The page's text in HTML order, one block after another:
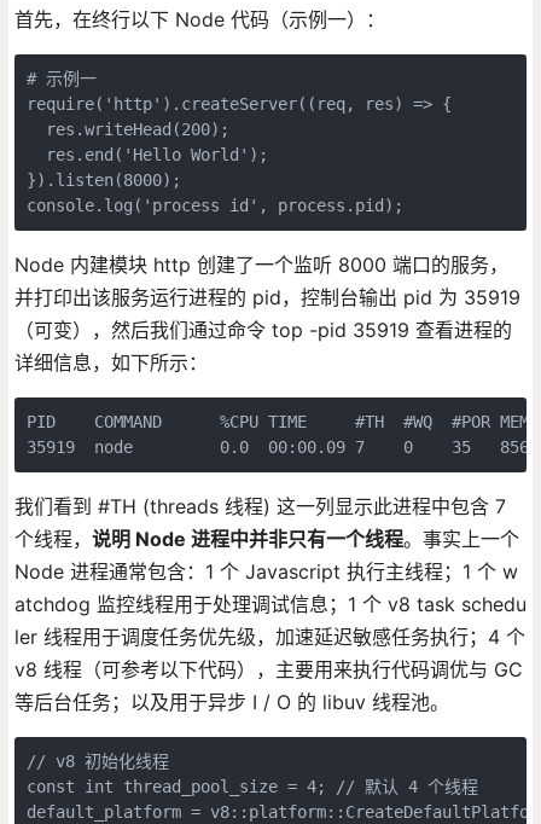
首先，在终行以下 Node 代码（示例一）：
# 示例一
require('http').createServer((req, res) => {
  res.writeHead(200);
  res.end('Hello World');
}).listen(8000);
Node 内建模块 http 创建了一个监听 8000 端口的服务，
并打印出该服务运行进程的 pid，控制台输出 pid 为 35919
（可变），然后我们通过命令 top -pid 35919 查看进程的
详细信息，如下所示：
PID    COMMAND      %CPU TIME     #TH  #WQ  #POR MEM
我们看到 #TH (threads 线程) 这一列显示此进程中包含 7
个线程， 说明 Node 进程中并非只有一个线程。事实上一个
Node 进程通常包含：1 个 Javascript 执行主线程；1 个 w
atchdog 监控线程用于处理调试信息；1 个 v8 task schedu
ler 线程用于调度任务优先级，加速延迟敏感任务执行；4 个
v8 线程（可参考以下代码），主要用来执行代码调优与 GC
等后台任务；以及用于异步 I / O 的 libuv 线程池。
// v8 初始化线程
const int thread_pool_size = 4; // 默认 4 个线程
default_platform =